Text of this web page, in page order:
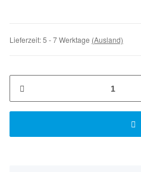
Lieferzeit:5 - 7 Werktage (Ausland)